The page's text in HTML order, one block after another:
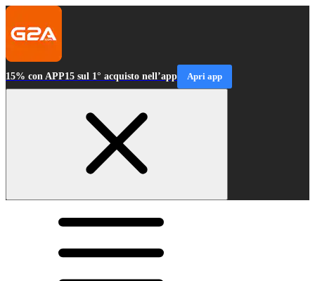
15% con APP15 sul 1° acquisto nell’app Apri app